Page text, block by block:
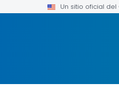
Un sitio oficial